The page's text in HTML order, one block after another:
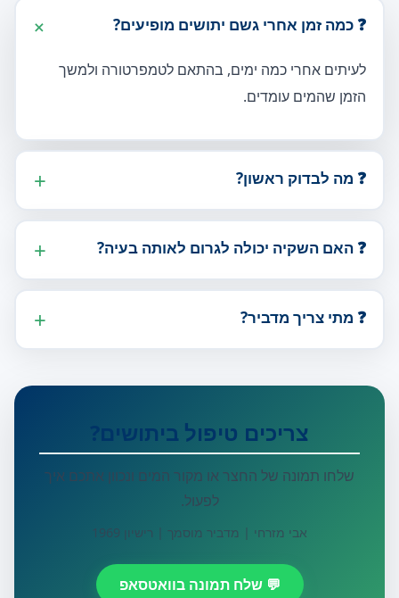
❓ כמה זמן אחרי גשם יתושים מופיעים?
לעיתים אחרי כמה ימים, בהתאם לטמפרטורה ולמשך
הזמן שהמים עומדים.
❓ מה לבדוק ראשון?
❓ האם השקיה יכולה לגרום לאותה בעיה?
❓ מתי צריך מדביר?
צריכים טיפול ביתושים?
שלחו תמונה של החצר או מקור המים ונכוון אתכם איך
לפעול.
אבי מזרחי | מדביר מוסמך | רישיון 1969
💬 שלח תמונה בוואטסאפ